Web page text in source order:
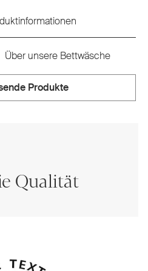
Über unsere Bettwäsche
Produkte
Qualität